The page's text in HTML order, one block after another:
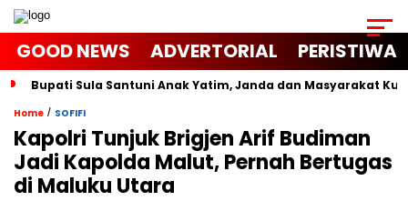
GOOD NEWS ADVERTORIAL PERISTIWA
Bupati Sula Santuni Anak Yatim, Janda dan Masyarakat
Home / SOFIFI
Kapolri Tunjuk Brigjen Arif Budiman
Jadi Kapolda Malut, Pernah Bertugas
di Maluku Utara